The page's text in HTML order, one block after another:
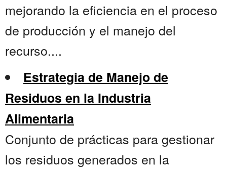
mejorando la eficiencia en el proceso
de producción y el manejo del
recurso....
Estrategia de Manejo de
Residuos en la Industria
Alimentaria
Conjunto de prácticas para gestionar
los residuos generados en la